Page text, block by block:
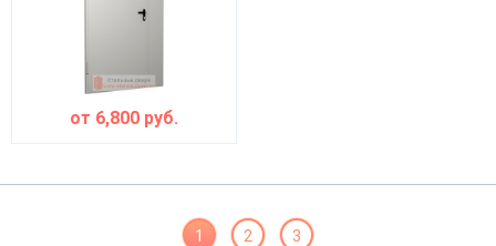
от 6,800 руб.
1 2 3